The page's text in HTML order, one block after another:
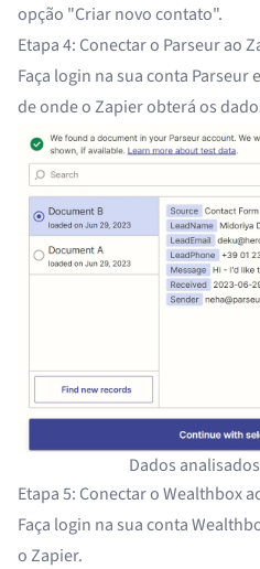
opção "Criar novo contato".
Etapa 4: Conectar o Parseur ao
Faça login na sua conta Parseur
de onde o Zapier obterá os
Dados
Etapa 5: Conectar o Wealthbox
Faça login na sua conta
o Zapier.